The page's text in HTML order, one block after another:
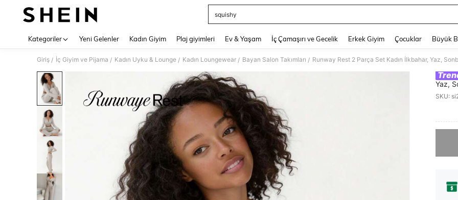
squishy
Kategoriler Yeni Gelenler Kadın Giyim Plaj giyimleri Ev & Yaşam İç Çamaşırı ve Gecelik Erkek Giyim Çocuklar Büyük
Giriş / İç Giyim ve Pijama / Kadın Uyku & Lounge / Kadın Loungewear / Bayan Salon Takımları /
Yaz,
Renk
SKU: